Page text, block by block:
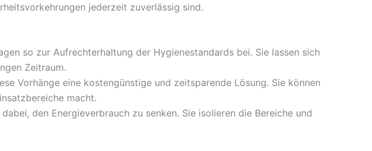
jederzeit zuverlässig sind.
so zur Aufrechterhaltung der Hygienestandards bei. Sie lassen sich
Zeitraum.
Vorhänge eine kostengünstige und zeitsparende Lösung. Sie können
macht.
den Energieverbrauch zu senken. Sie isolieren die Bereiche und